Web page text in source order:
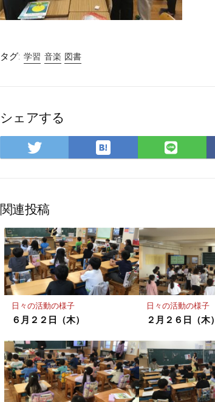
タグ: 学習 音楽 図書
シェアする
Twitter
で
ア
は
て
マ
ー
ク
に
保
LINE
で
関連投稿
日々の活動の様子
６月２２日（木）
日々の活動の様子
２月２６日（木）